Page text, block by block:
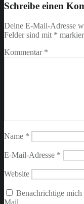
Schreibe einen
Deine E-Mail-Adresse
Felder sind mit *
Kommentar *
Name *
E-Mail-Adresse *
Website
Benachrichtige
Mail.